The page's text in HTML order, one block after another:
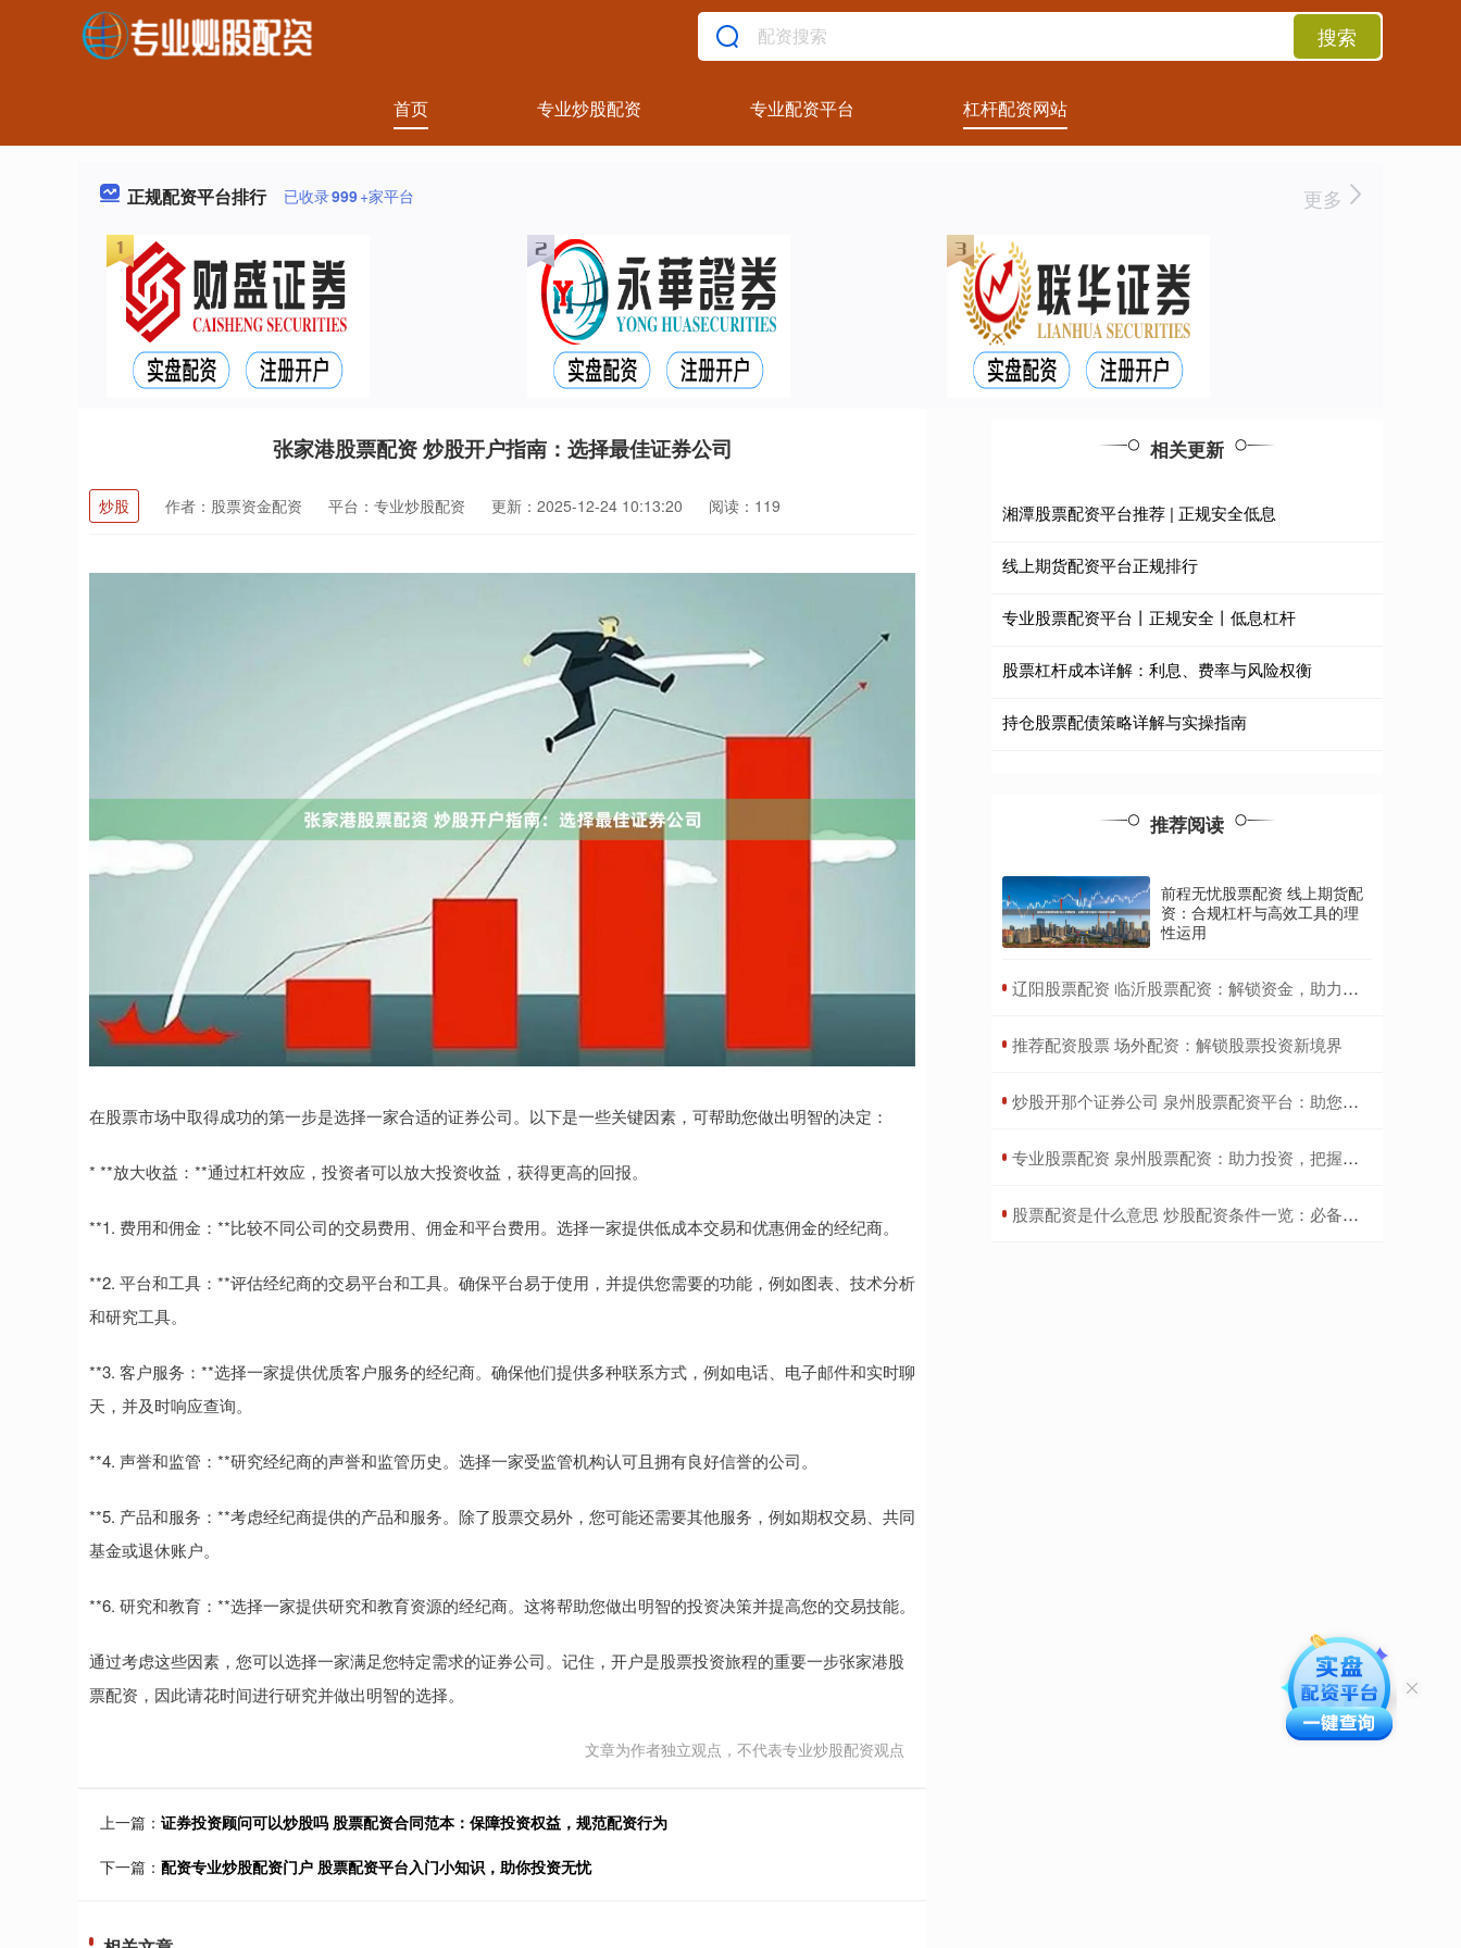
搜索
首页 专业炒股配资 专业配资平台 杠杆配资网站
正规配资平台排行 已收录999+家平台 更多
张家港股票配资 炒股开户指南：选择最佳证券公司
炒股 作者：股票资金配资 平台：专业炒股配资 更新：2025-12-24 10:13:20 阅读：119
在股票市场中取得成功的第一步是选择一家合适的证券公司。以下是一些关键因素，可帮助您做出明智的决定：
* **放大收益：**通过杠杆效应，投资者可以放大投资收益，获得更高的回报。
**1. 费用和佣金：**比较不同公司的交易费用、佣金和平台费用。选择一家提供低成本交易和优惠佣金的经纪商。
**2. 平台和工具：**评估经纪商的交易平台和工具。确保平台易于使用，并提供您需要的功能，例如图表、技术分析
和研究工具。
**3. 客户服务：**选择一家提供优质客户服务的经纪商。确保他们提供多种联系方式，例如电话、电子邮件和实时聊
天，并及时响应查询。
**4. 声誉和监管：**研究经纪商的声誉和监管历史。选择一家受监管机构认可且拥有良好信誉的公司。
**5. 产品和服务：**考虑经纪商提供的产品和服务。除了股票交易外，您可能还需要其他服务，例如期权交易、共同
基金或退休账户。
**6. 研究和教育：**选择一家提供研究和教育资源的经纪商。这将帮助您做出明智的投资决策并提高您的交易技能。
通过考虑这些因素，您可以选择一家满足您特定需求的证券公司。记住，开户是股票投资旅程的重要一步张家港股
票配资，因此请花时间进行研究并做出明智的选择。
文章为作者独立观点，不代表专业炒股配资观点
上一篇： 证券投资顾问可以炒股吗 股票配资合同范本：保障投资权益，规范配资行为
下一篇： 配资专业炒股配资门户 股票配资平台入门小知识，助你投资无忧
相关更新
湘潭股票配资平台推荐 | 正规安全低息
线上期货配资平台正规排行
专业股票配资平台丨正规安全丨低息杠杆
股票杠杆成本详解：利息、费率与风险权衡
持仓股票配债策略详解与实操指南
推荐阅读
前程无忧股票配资 线上期货配
资：合规杠杆与高效工具的理
性运用
​辽阳股票配资 临沂股票配资：解锁资金，助力投资征程
​推荐配资股票 场外配资：解锁股票投资新境界
​炒股开那个证券公司 泉州股票配资平台：助您投资无忧，财富增值
​专业股票配资 泉州股票配资：助力投资，把握财富先机
​股票配资是什么意思 炒股配资条件一览：必备要素大揭秘